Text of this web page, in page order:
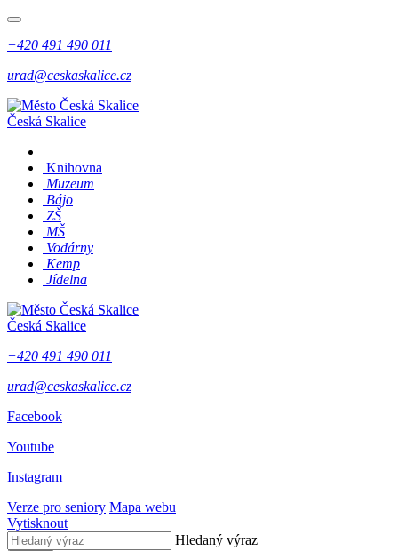
+420 491 490 011
urad@ceskaskalice.cz
Česká Skalice
Knihovna
Muzeum
Bájo
ZŠ
MŠ
Vodárny
Kemp
Jídelna
Česká Skalice
+420 491 490 011
urad@ceskaskalice.cz
Facebook
Youtube
Instagram
Verze pro seniory Mapa webu
Vytisknout
Hledaný výraz